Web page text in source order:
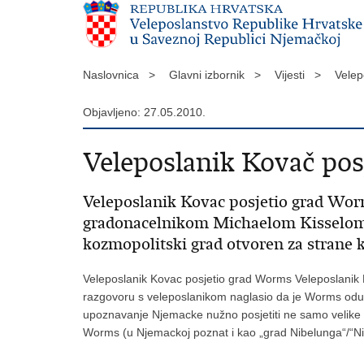
Naslovnica > Glavni izbornik > Vijesti >
Objavljeno: 27.05.2010.
Veleposlanik Kovač
Veleposlanik Kovac posjetio grad
gradonacelnikom Michaelom
kozmopolitski grad otvoren za strane
Veleposlanik Kovac posjetio grad Worms
razgovoru s veleposlanikom naglasio da je Worms
upoznavanje Njemacke nužno posjetiti ne samo
Worms (u Njemackoj poznat i kao „grad Nibelunga“/